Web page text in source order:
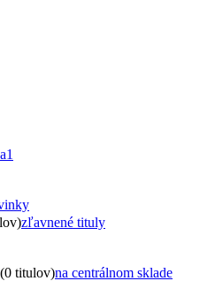
1
zľavnené tituly
titulov)na centrálnom sklade